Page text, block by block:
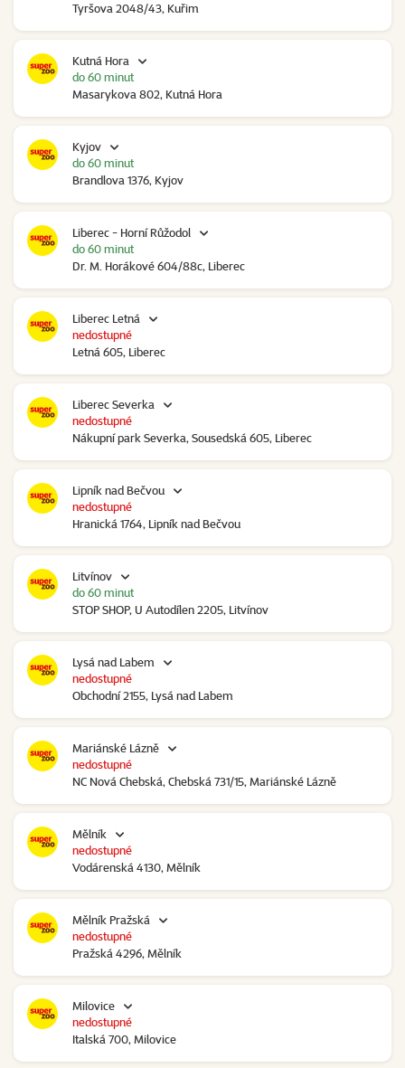
Tyršova 2048/43, Kuřim
Kutná Hora
Masarykova 802, Kutná Hora
do 60 minut
Kyjov
Brandlova 1376, Kyjov
do 60 minut
Liberec - Horní Růžodol
Dr. M. Horákové 604/88c, Liberec
do 60 minut
Liberec Letná
Letná 605, Liberec
nedostupné
Liberec Severka
Nákupní park Severka, Sousedská 605, Liberec
nedostupné
Lipník nad Bečvou
Hranická 1764, Lipník nad Bečvou
nedostupné
Litvínov
STOP SHOP, U Autodílen 2205, Litvínov
do 60 minut
Lysá nad Labem
Obchodní 2155, Lysá nad Labem
nedostupné
Mariánské Lázně
NC Nová Chebská, Chebská 731/15, Mariánské Lázně
nedostupné
Mělník
Vodárenská 4130, Mělník
nedostupné
Mělník Pražská
Pražská 4296, Mělník
nedostupné
Milovice
Italská 700, Milovice
nedostupné